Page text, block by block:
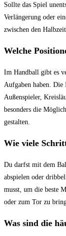
Sollte das Spiel
Verlängerung oder​
zwischen den
Welche
Im ‌Handball ‌gibt es
Aufgaben haben.⁢ Die
Außenspieler,
besonders⁢ die
gestalten.
Wie viele
Du darfst ​mit dem
abspielen oder
musst, um die beste
oder ‍zum Tor zu
Was sind die